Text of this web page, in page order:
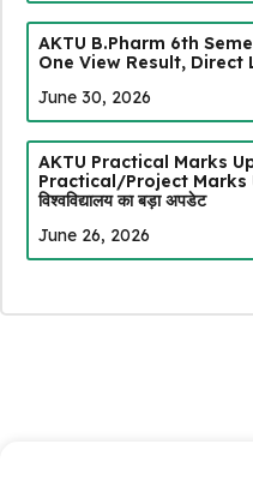
AKTU B.Pharm 6th
One View Result,
June 30, 2026
AKTU Practical Marks
Practical/Project Marks
विश्वविद्यालय का बड़ा अपडेट
June 26, 2026